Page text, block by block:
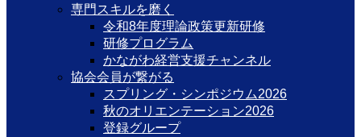
専門スキルを磨く
令和8年度理論政策更新研修
研修プログラム
かながわ経営支援チャンネル
協会会員が繋がる
スプリング・シンポジウム2026
秋のオリエンテーション2026
登録グループ